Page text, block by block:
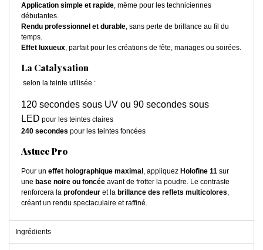
Application simple et rapide, même pour les techniciennes
débutantes.
Rendu professionnel et durable, sans perte de brillance au fil du
temps.
Effet luxueux, parfait pour les créations de fête, mariages ou soirées.
La Catalysation
selon la teinte utilisée :
120 secondes sous UV ou 90 secondes sous
LED pour les teintes claires
240 secondes pour les teintes foncées
Astuce Pro
Pour un effet holographique maximal , appliquez Holofine 11 sur
une base noire ou foncée avant de frotter la poudre. Le contraste
renforcera la profondeur et la brillance des reflets multicolores,
créant un rendu spectaculaire et raffiné.
Ingrédients